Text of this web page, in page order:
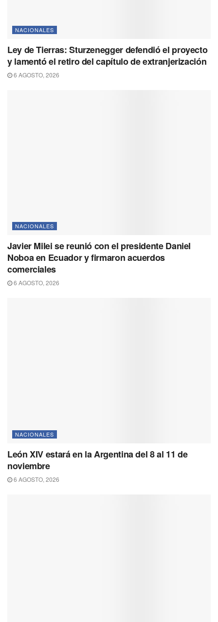
NACIONALES
Ley de Tierras: Sturzenegger defendió el proyecto
y lamentó el retiro del capítulo de extranjerización
6 AGOSTO, 2026
NACIONALES
Javier Milei se reunió con el presidente Daniel
Noboa en Ecuador y firmaron acuerdos
comerciales
6 AGOSTO, 2026
NACIONALES
León XIV estará en la Argentina del 8 al 11 de
noviembre
6 AGOSTO, 2026